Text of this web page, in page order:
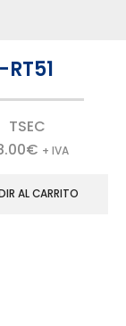
TSEC
€ + IVA
AL CARRITO